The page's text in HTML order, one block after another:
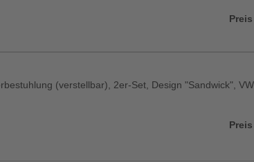
(verstellbar), 2er-Set, Design "Sandwick",